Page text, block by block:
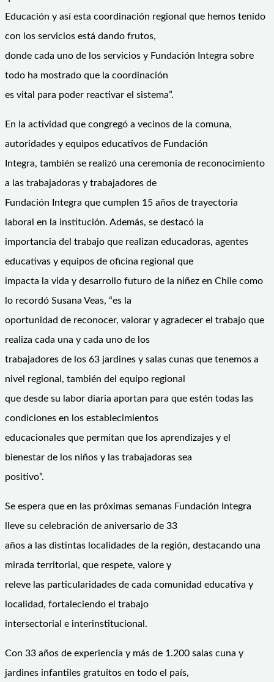
Educación y así esta coordinación regional que hemos tenido
con los servicios está dando frutos,
donde cada uno de los servicios y Fundación Integra sobre
todo ha mostrado que la coordinación
es vital para poder reactivar el sistema”.
En la actividad que congregó a vecinos de la comuna,
autoridades y equipos educativos de Fundación
Integra, también se realizó una ceremonia de reconocimiento
a las trabajadoras y trabajadores de
Fundación Integra que cumplen 15 años de trayectoria
laboral en la institución. Además, se destacó la
importancia del trabajo que realizan educadoras, agentes
educativas y equipos de oficina regional que
impacta la vida y desarrollo futuro de la niñez en Chile como
lo recordó Susana Veas, “es la
oportunidad de reconocer, valorar y agradecer el trabajo que
realiza cada una y cada uno de los
trabajadores de los 63 jardines y salas cunas que tenemos a
nivel regional, también del equipo regional
que desde su labor diaria aportan para que estén todas las
condiciones en los establecimientos
educacionales que permitan que los aprendizajes y el
bienestar de los niños y las trabajadoras sea
positivo”.
Se espera que en las próximas semanas Fundación Integra
lleve su celebración de aniversario de 33
años a las distintas localidades de la región, destacando una
mirada territorial, que respete, valore y
releve las particularidades de cada comunidad educativa y
localidad, fortaleciendo el trabajo
intersectorial e interinstitucional.
Con 33 años de experiencia y más de 1.200 salas cuna y
jardines infantiles gratuitos en todo el país,